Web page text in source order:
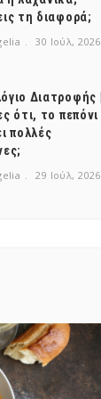
τη διαφορά;
30 Ιούλ, 2026
Διατροφής |
ότι, το πεπόνι
πολλές
29 Ιούλ, 2026